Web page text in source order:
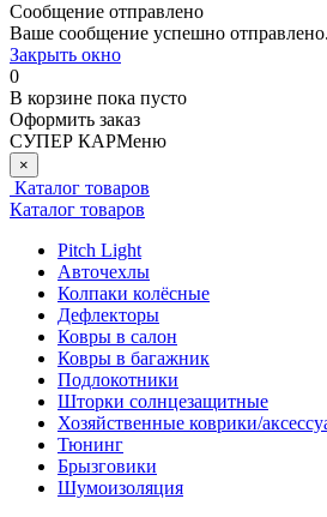
Сообщение отправлено
Ваше сообщение успешно
Закрыть окно
0
В корзине пока пусто
Оформить заказ
СУПЕР КАРМеню
×
Каталог товаров
Каталог товаров
Pitch Light
Авточехлы
Колпаки колёсные
Дефлекторы
Ковры в салон
Ковры в багажник
Подлокотники
Шторки солнцезащитные
Хозяйственные коврики/
Тюнинг
Брызговики
Шумоизоляция